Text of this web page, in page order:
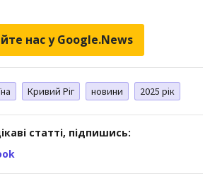
нас у Google.News
Кривий Ріг новини 2025 рік
статті, підпишись: